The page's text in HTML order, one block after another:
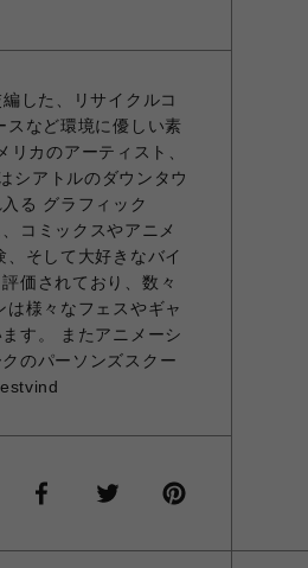
した、リサイクルコ
スなど環境に優しい素
カのアーティスト、
シアトルのダウンタウ
る グラフィック
コミックスやアニメ
そして大好きなバイ
価されており、数々
様々なフェスやギャ
す。 またアニメーシ
のパーソンズスクー